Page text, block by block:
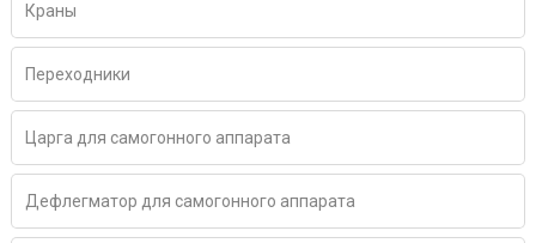
Краны
Переходники
Царга для самогонного аппарата
Дефлегматор для самогонного аппарата